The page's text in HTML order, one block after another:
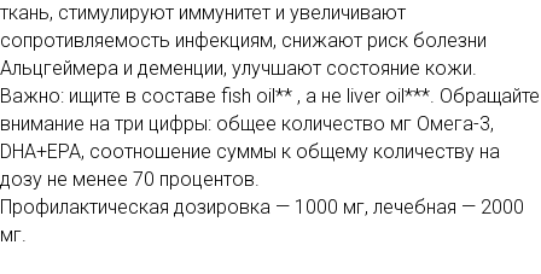
ткань, стимулируют иммунитет и увеличивают
сопротивляемость инфекциям, снижают риск болезни
Альцгеймера и деменции, улучшают состояние кожи.
Важно: ищите в составе fish oil** , а не liver oil***. Обращайте
внимание на три цифры: общее количество мг Омега-3,
DHA+EPA, соотношение суммы к общему количеству на
дозу не менее 70 процентов.
Профилактическая дозировка — 1000 мг, лечебная — 2000
мг.